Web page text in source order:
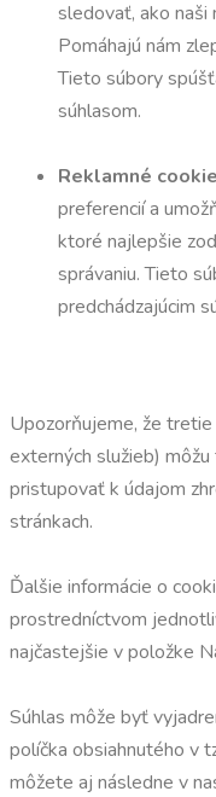
sledovať, ako naši
Pomáhajú nám
Tieto súbory
súhlasom.
Reklamné
preferencií a
ktoré najlepšie
správaniu. Tieto
predchádzajúcim
Upozorňujeme, že
externých služieb)
pristupovať k údajom
stránkach.
Ďalšie informácie o
prostredníctvom
najčastejšie v položke
Súhlas môže byť
políčka obsiahnutého v
môžete aj následne v